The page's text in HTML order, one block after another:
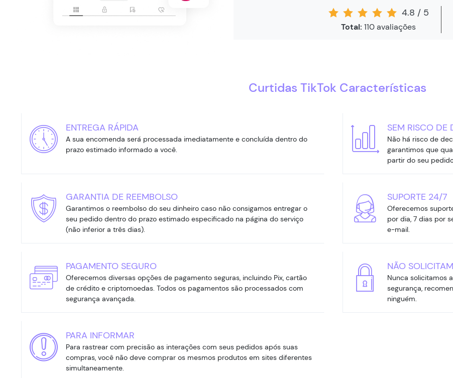
4.8 / 5
Total: 110avaliações
Curtidas TikTok Características
ENTREGA RÁPIDA
A sua encomenda será processada imediatamente e concluída dentro do
prazo estimado informado a você.
SEM RISCO DE
Não há risco de
garantimos que
partir do seu
GARANTIA DE REEMBOLSO
Garantimos o reembolso do seu dinheiro caso não consigamos entregar o
seu pedido dentro do prazo estimado especificado na página do serviço
(não inferior a três dias).
SUPORTE 24/7
Oferecemos
por dia, 7 dias por
e-mail.
PAGAMENTO SEGURO
Oferecemos diversas opções de pagamento seguras, incluindo Pix, cartão
de crédito e criptomoedas. Todos os pagamentos são processados com
segurança avançada.
NÃO
Nunca solicitamos
segurança,
ninguém.
PARA INFORMAR
Para rastrear com precisão as interações com seus pedidos após suas
compras, você não deve comprar os mesmos produtos em sites diferentes
simultaneamente.